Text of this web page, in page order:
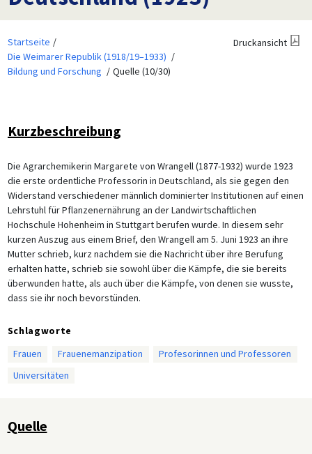
Startseite
Die Weimarer Republik (1918/19–1933)
Bildung und Forschung
Quelle (10/30)
Druckansicht
Kurzbeschreibung
Die Agrarchemikerin Margarete von Wrangell (1877-1932) wurde 1923
die erste ordentliche Professorin in Deutschland, als sie gegen den
Widerstand verschiedener männlich dominierter Institutionen auf einen
Lehrstuhl für Pflanzenernährung an der Landwirtschaftlichen
Hochschule Hohenheim in Stuttgart berufen wurde. In diesem sehr
kurzen Auszug aus einem Brief, den Wrangell am 5. Juni 1923 an ihre
Mutter schrieb, kurz nachdem sie die Nachricht über ihre Berufung
erhalten hatte, schrieb sie sowohl über die Kämpfe, die sie bereits
überwunden hatte, als auch über die Kämpfe, von denen sie wusste,
dass sie ihr noch bevorstünden.
Schlagworte
Frauen
Frauenemanzipation
Profesorinnen und Professoren
Universitäten
Quelle